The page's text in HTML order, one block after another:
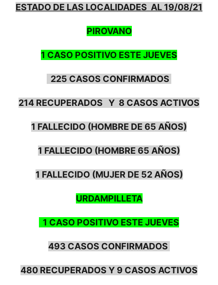
ESTADO DE LAS LOCALIDADES AL 19/08/21
PIROVANO
1 CASO POSITIVO ESTE JUEVES
225 CASOS CONFIRMADOS
214 RECUPERADOS Y 8 CASOS ACTIVOS
1 FALLECIDO (HOMBRE DE 65 AÑOS)
1 FALLECIDO (HOMBRE 65 AÑOS)
1 FALLECIDO (MUJER DE 52 AÑOS)
URDAMPILLETA
1 CASO POSITIVO ESTE JUEVES
493 CASOS CONFIRMADOS
480 RECUPERADOS Y 9 CASOS ACTIVOS